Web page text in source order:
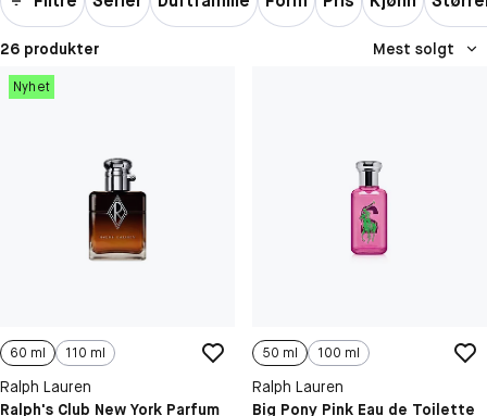
26 produkter Mest solgt
Nyhet
60 ml 110 ml
Ralph Lauren
Ralph's Club New York Parfum
50 ml 100 ml
Ralph Lauren
Big Pony Pink Eau de Toilette